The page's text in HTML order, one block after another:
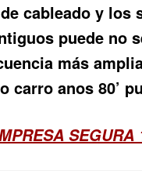
cableado y los
puede no
más
carro anos 80’
SEGURA